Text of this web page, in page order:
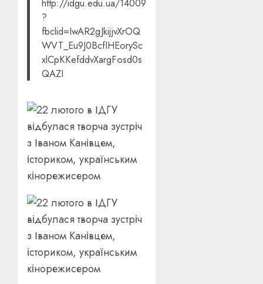
http://idgu.edu.ua/14009
?
fbclid=IwAR2gJkijjvXrOQ
WVT_Eu9J0BcfIHEorySc
xlCpKKefddvXargFosd0s
QAZI